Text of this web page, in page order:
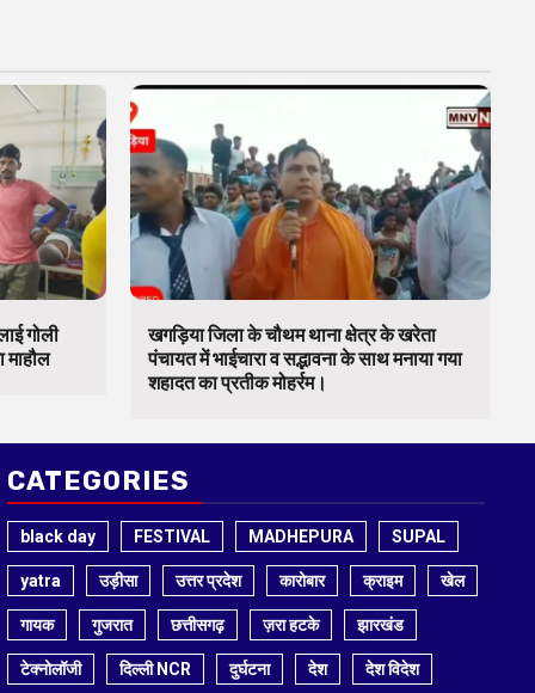
गोली
माहौल
खगड़िया जिला के चौथम थाना क्षेत्र के खरेता
पंचायत में भाईचारा व सद्भावना के साथ मनाया गया
शहादत का प्रतीक मोहर्रम।
CATEGORIES
black day FESTIVAL MADHEPURA SUPAL
yatra उड़ीसा उत्तर प्रदेश कारोबार क्राइम खेल
गायक गुजरात छत्तीसगढ़ ज़रा हटके झारखंड
टेक्नोलॉजी दिल्ली NCR दुर्घटना देश देश विदेश